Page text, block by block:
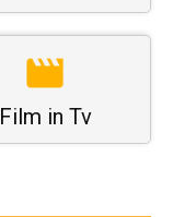
Film in Tv